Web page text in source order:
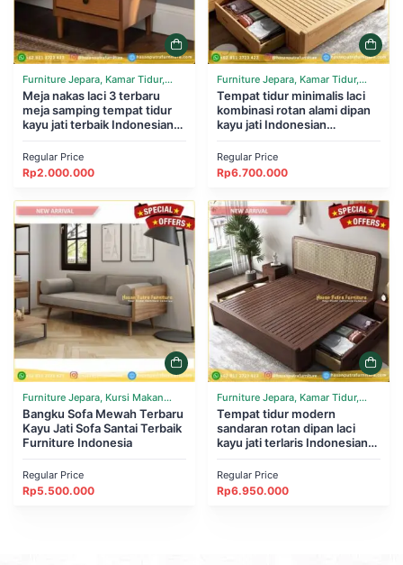
Furniture Jepara, Kamar Tidur,
Tempat Tidur
Meja nakas laci 3 terbaru
meja samping tempat tidur
kayu jati terbaik Indonesian
Regular Price
Rp2.000.000
Furniture Jepara, Kamar Tidur,
Tempat Tidur
Tempat tidur minimalis laci
kombinasi rotan alami dipan
kayu jati Indonesian
Regular Price
Rp6.700.000
Furniture Jepara, Kursi Makan
Cafe Resto, Ruang Tamu, Sofa
Bangku Sofa Mewah Terbaru
Kayu Jati Sofa Santai Terbaik
Furniture Indonesia
Regular Price
Rp5.500.000
Furniture Jepara, Kamar Tidur,
Tempat Tidur
Tempat tidur modern
sandaran rotan dipan laci
kayu jati terlaris Indonesian
Regular Price
Rp6.950.000